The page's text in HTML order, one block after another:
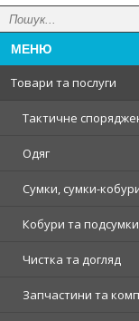
Товари та послуги
Тактичне
Одяг
Сумки, сумки-
Кобури та подсумки
Чистка та догляд
Запчастини та